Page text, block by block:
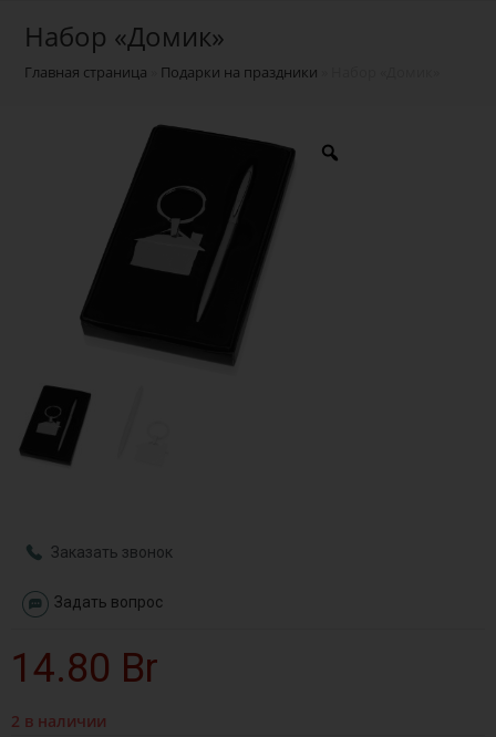
Набор «Домик»
Главная страница Подарки на праздники
Заказать звонок
Задать вопрос
14.80 Br
2 в наличии